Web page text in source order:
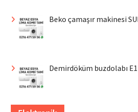
Beko çamaşır makinesi
Demirdöküm buzdolabı E1